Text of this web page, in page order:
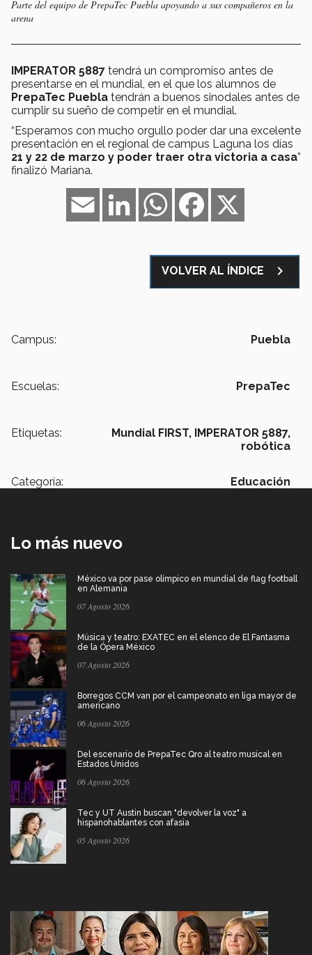
Parte del equipo de PrepaTec Puebla apoyando a sus compañeros en la
arena
IMPERATOR 5887 tendrá un compromiso antes de
presentarse en el mundial, en el que los alumnos de
PrepaTec Puebla tendrán a buenos sinodales antes de
cumplir su sueño de competir en el mundial.
“Esperamos con mucho orgullo poder dar una excelente
presentación en el regional de campus Laguna los días
21 y 22 de marzo y poder traer otra victoria a casa”
finalizó Mariana.
Facebook
WhatsApp
LinkedIn
Email
VOLVER AL ÍNDICE navigate_next
Campus: Puebla
Escuelas: PrepaTec
Etiquetas: Mundial FIRST, IMPERATOR 5887,
robótica
Categoría: Educación
Lo más nuevo
México va por pase olímpico en mundial de flag football
en Alemania
07 Agosto 2026
Música y teatro: EXATEC en el elenco de El Fantasma
de la Ópera México
07 Agosto 2026
Borregos CCM van por el campeonato en liga mayor de
americano
06 Agosto 2026
Del escenario de PrepaTec Qro al teatro musical en
Estados Unidos
06 Agosto 2026
Tec y UT Austin buscan "devolver la voz" a
hispanohablantes con afasia
05 Agosto 2026